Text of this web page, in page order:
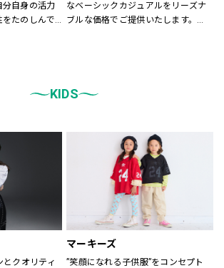
分自身の活力
たのしんで
いと考えてい
なベーシックカジュアルをリーズナ
ブルな価格でご提供いたします。
などをゾーンに分けて配置し、広
す。
どうぞご来店ください。
KIDS
とクオリティ
マーキーズ
”笑顔になれる子供服”をコンセプト